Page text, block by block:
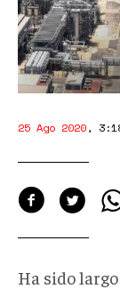
25 Ago 2020,
Ha sido